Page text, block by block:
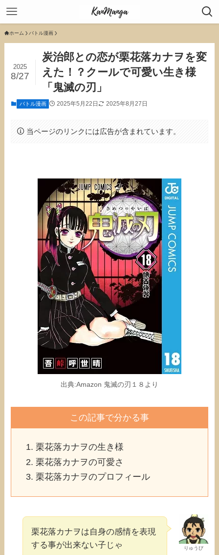
ホーム バトル漫画
炭治郎との恋が栗花落カナヲを変
えた！？クールで可愛い生き様
「鬼滅の刃」
2025
8/27
バトル漫画 2025年5月22日 2025年8月27日
当ページのリンクには広告が含まれています。
出典:Amazon 鬼滅の刃１８より
この記事で分かる事
栗花落カナヲの生き様
栗花落カナヲの可愛さ
栗花落カナヲのプロフィール
りゅうび
栗花落カナヲは自身の感情を表現
する事が出来ない子じゃ